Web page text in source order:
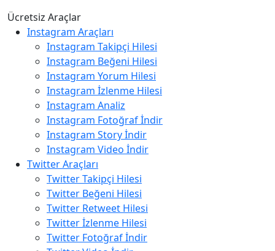
Ücretsiz Araçlar
Instagram Araçları
Instagram Takipçi Hilesi
Instagram Beğeni Hilesi
Instagram Yorum Hilesi
Instagram İzlenme Hilesi
Instagram Analiz
Instagram Fotoğraf İndir
Instagram Story İndir
Instagram Video İndir
Twitter Araçları
Twitter Takipçi Hilesi
Twitter Beğeni Hilesi
Twitter Retweet Hilesi
Twitter İzlenme Hilesi
Twitter Fotoğraf İndir